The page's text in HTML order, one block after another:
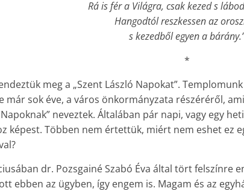
Rá is fér a Világra, csak kezed s
Hangodtól reszkessen az
s kezedből egyen a
*
meg a „Szent László Napokat”.
már sok éve, a város önkormányzata részéréről,
neveztek. Általában pár napi, vagy egy
képest. Többen nem értettük, miért nem eshet ez
dr. Pozsgainé Szabó Éva által tört felszínre
ebben az ügyben, így engem is. Magam és az